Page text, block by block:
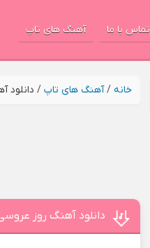
تماس با ما آهنگ های تاپ
خانه /آهنگ های تاپ / دانلود
دانلود آهنگ روز